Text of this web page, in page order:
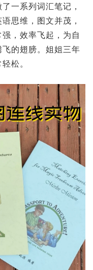
一系列词汇笔记，
思维，图文并茂，
，效率飞起，为自
的翅膀。姐姐三年
松。